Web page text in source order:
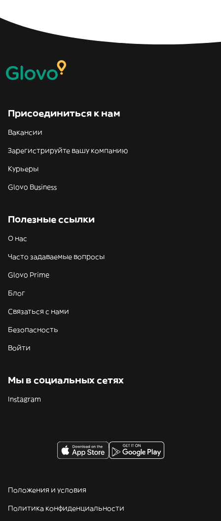
Присоединиться к нам
Вакансии
Зарегистрируйте вашу компанию
Курьеры
Glovo Business
Полезные ссылки
О нас
Часто задаваемые вопросы
Glovo Prime
Блог
Связаться с нами
Безопасность
Войти
Мы в социальных сетях
Instagram
Положения и условия
Политика конфиденциальности